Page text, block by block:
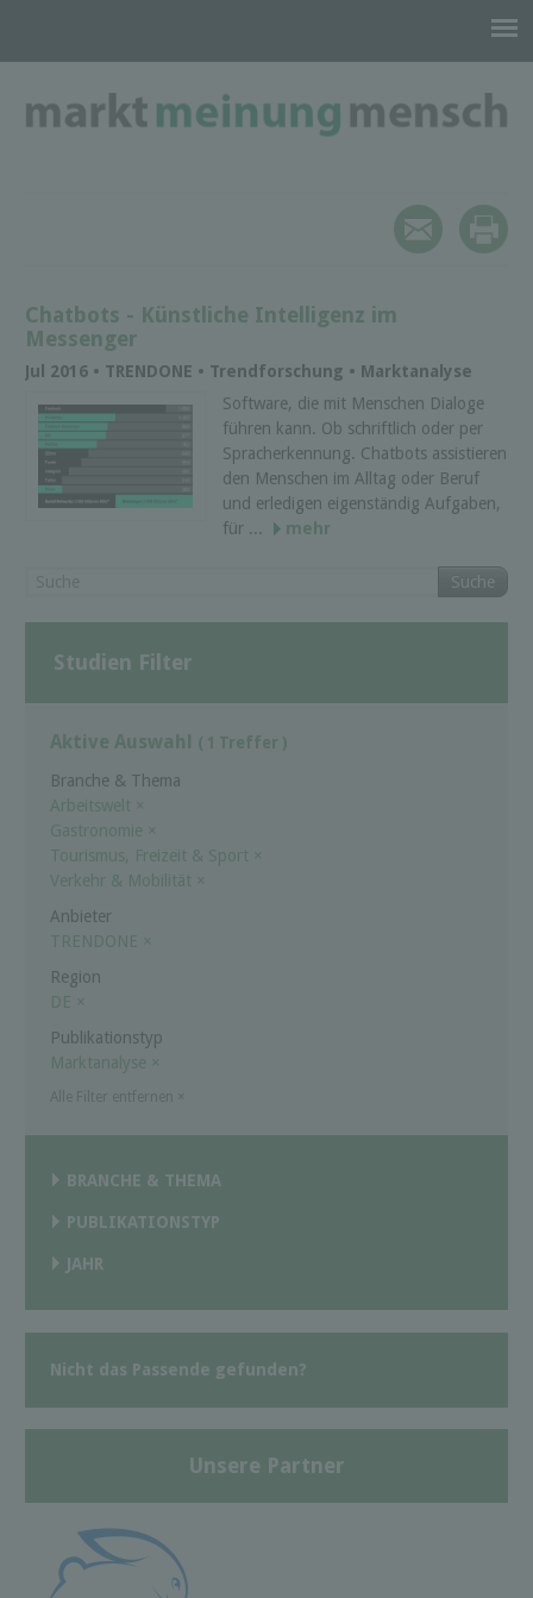
Chatbots - Künstliche Intelligenz im
Messenger
Jul 2016 • TRENDONE • Trendforschung • Marktanalyse
Software, die mit Menschen Dialoge
führen kann. Ob schriftlich oder per
Spracherkennung. Chatbots assistieren
den Menschen im Alltag oder Beruf
und erledigen eigenständig Aufgaben,
für ...
mehr
Suche
Studien Filter
Aktive Auswahl ( 1 Treffer )
Branche & Thema
Arbeitswelt ×
Gastronomie ×
Tourismus, Freizeit & Sport ×
Verkehr & Mobilität ×
Anbieter
TRENDONE ×
Region
DE ×
Publikationstyp
Marktanalyse ×
BRANCHE & THEMA
PUBLIKATIONSTYP
JAHR
Nicht das Passende gefunden?
Unsere Partner